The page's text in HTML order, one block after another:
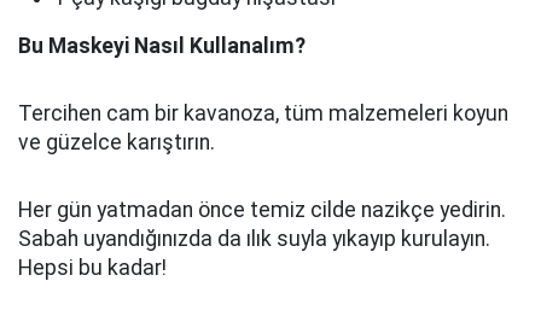
Bu Maskeyi Nasıl Kullanalım?
Tercihen cam bir kavanoza, tüm malzemeleri koyun
ve güzelce karıştırın.
Her gün yatmadan önce temiz cilde nazikçe yedirin.
Sabah uyandığınızda da ılık suyla yıkayıp kurulayın.
Hepsi bu kadar!